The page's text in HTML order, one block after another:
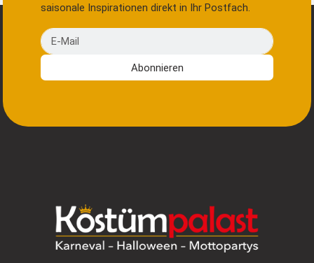
saisonale Inspirationen direkt in Ihr Postfach.
E-Mail
Abonnieren